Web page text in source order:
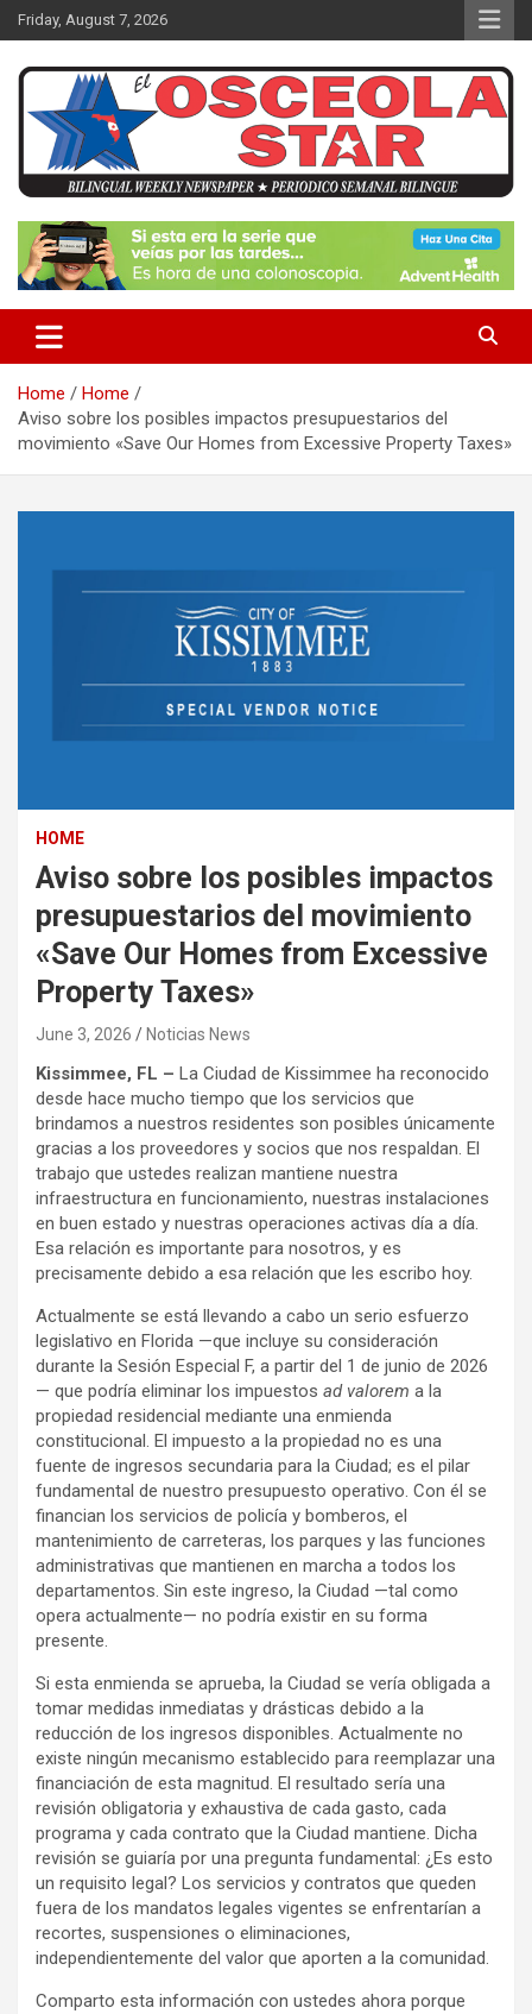
k
t
Friday, August 7, 2026
El Osceola Star
Home
Home
Aviso sobre los posibles impactos presupuestarios del
movimiento «Save Our Homes from Excessive Property Taxes»
HOME
Aviso sobre los posibles impactos
presupuestarios del movimiento
«Save Our Homes from Excessive
Property Taxes»
June 3, 2026 Noticias News
Kissimmee, FL – La Ciudad de Kissimmee ha reconocido
desde hace mucho tiempo que los servicios que
brindamos a nuestros residentes son posibles únicamente
gracias a los proveedores y socios que nos respaldan. El
trabajo que ustedes realizan mantiene nuestra
infraestructura en funcionamiento, nuestras instalaciones
en buen estado y nuestras operaciones activas día a día.
Esa relación es importante para nosotros, y es
precisamente debido a esa relación que les escribo hoy.
Actualmente se está llevando a cabo un serio esfuerzo
legislativo en Florida —que incluye su consideración
durante la Sesión Especial F, a partir del 1 de junio de 2026
— que podría eliminar los impuestos ad valorem a la
propiedad residencial mediante una enmienda
constitucional. El impuesto a la propiedad no es una
fuente de ingresos secundaria para la Ciudad; es el pilar
fundamental de nuestro presupuesto operativo. Con él se
financian los servicios de policía y bomberos, el
mantenimiento de carreteras, los parques y las funciones
administrativas que mantienen en marcha a todos los
departamentos. Sin este ingreso, la Ciudad —tal como
opera actualmente— no podría existir en su forma
presente.
Si esta enmienda se aprueba, la Ciudad se vería obligada a
tomar medidas inmediatas y drásticas debido a la
reducción de los ingresos disponibles. Actualmente no
existe ningún mecanismo establecido para reemplazar una
financiación de esta magnitud. El resultado sería una
revisión obligatoria y exhaustiva de cada gasto, cada
programa y cada contrato que la Ciudad mantiene. Dicha
revisión se guiaría por una pregunta fundamental: ¿Es esto
un requisito legal? Los servicios y contratos que queden
fuera de los mandatos legales vigentes se enfrentarían a
recortes, suspensiones o eliminaciones,
independientemente del valor que aporten a la comunidad.
Comparto esta información con ustedes ahora porque